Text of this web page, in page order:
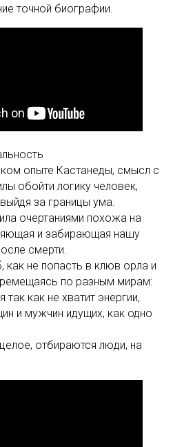
точной биографии.
опыте Кастанеды, смысл с
обойти логику человек,
за границы ума.
очертаниями похожа на
и забирающая нашу
смерти.
не попасть в клюв орла и
по разным мирам:
как не хватит энергии,
и мужчин идущих, как одно
отбираются люди, на